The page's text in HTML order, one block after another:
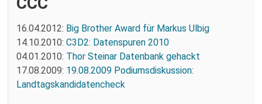
16.04.2012: Big Brother Award für Markus Ulbig
14.10.2010: C3D2: Datenspuren 2010
04.01.2010: Thor Steinar Datenbank gehackt
17.08.2009: 19.08.2009 Podiumsdiskussion:
Landtagskandidatencheck